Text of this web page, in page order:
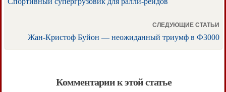
СЛЕДУЮЩИЕ СТАТЬИ
Жан-Кристоф Буйон — неожиданный триумф в Ф3000
Комментарии к этой статье